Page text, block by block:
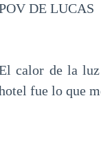
DE LUCAS
calor de la luz
fue lo que